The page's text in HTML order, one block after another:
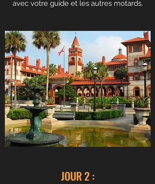
avec votre guide et les autres motards.
JOUR 2 :